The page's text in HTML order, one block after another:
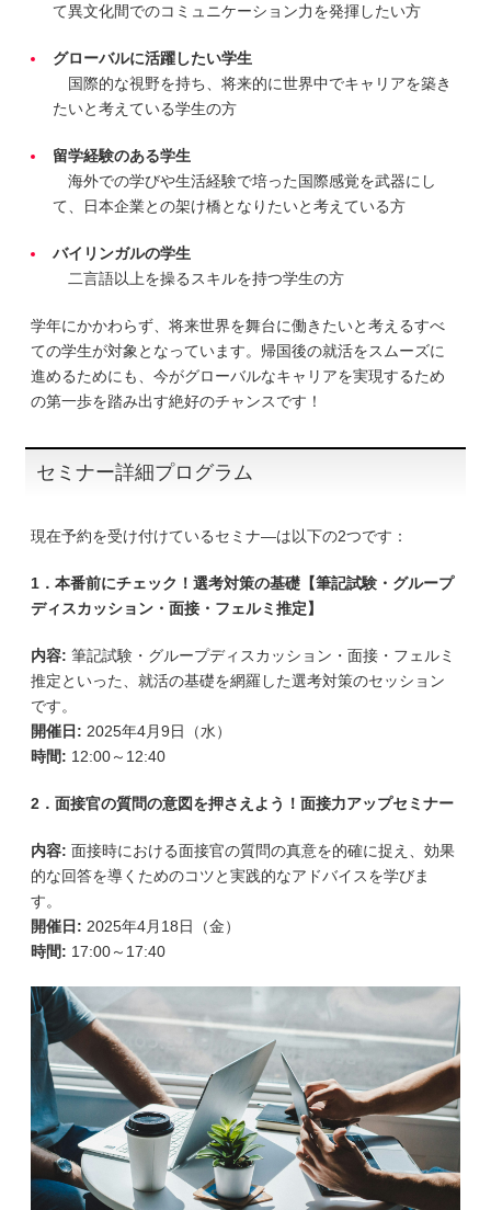
て異文化間でのコミュニケーション力を発揮したい方
グローバルに活躍したい学生
国際的な視野を持ち、将来的に世界中でキャリアを築き
たいと考えている学生の方
留学経験のある学生
海外での学びや生活経験で培った国際感覚を武器にし
て、日本企業との架け橋となりたいと考えている方
バイリンガルの学生
二言語以上を操るスキルを持つ学生の方
学年にかかわらず、将来世界を舞台に働きたいと考えるすべ
ての学生が対象となっています。帰国後の就活をスムーズに
進めるためにも、今がグローバルなキャリアを実現するため
の第一歩を踏み出す絶好のチャンスです！
セミナー詳細プログラム
現在予約を受け付けているセミナ―は以下の2つです：
1．本番前にチェック！選考対策の基礎【筆記試験・グループ
ディスカッション・面接・フェルミ推定】
内容: 筆記試験・グループディスカッション・面接・フェルミ
推定といった、就活の基礎を網羅した選考対策のセッション
です。
開催日: 2025年4月9日（水）
時間: 12:00～12:40
2．面接官の質問の意図を押さえよう！面接力アップセミナー
内容: 面接時における面接官の質問の真意を的確に捉え、効果
的な回答を導くためのコツと実践的なアドバイスを学びま
す。
開催日: 2025年4月18日（金）
時間: 17:00～17:40